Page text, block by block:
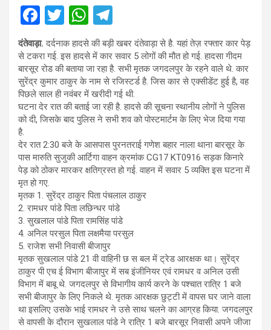
F
a
ce
b
o
o
T
wi
tt
er
W
h
at
s
A
p
el
e
gr
a
m
दंतेवाड़ा. दर्दनाक हादसे की बड़ी खबर दंतेवाड़ा से है. यहां तेज़ रफ्तार कार पेड़
से टकरा गई. इस हादसे में कार सवार 5 लोगों की मौत हो गई. हादसा गीदम
बारसूर रोड की बताया जा रहा है. सभी मृतक जगदलपुर के रहने वाले थे. कार
सुरेंद्र कुमार ठाकुर के नाम से रजिस्टर्ड है. जिस कार से एक्सीडेंट हुई है, वह
पिछले साल ही नवंबर में खरीदी गई थी.
घटना देर रात की बताई जा रही है. हादसे की सूचना स्थानीय लोगों ने पुलिस
को दी, जिसके बाद पुलिस ने सभी शव को पोस्टमार्टम के लिए भेज दिया गया
है.
देर रात 2:30 बजे के आसपास पुरनतराई गणेश बहार नाला थाना बारसूर के
पास मारुति सुजुकी आर्टिगा वाहन क्रमांक CG17 KT0916 सड़क किनारे
पेड़ को ठोकर मारकर क्षतिग्रस्त हो गई. वाहन में सवार 5 व्यक्ति इस घटना में
मृत हो गए.
मृतक 1. सुरेंद्र ठाकुर पिता पंचलाल ठाकुर
2. रामधर पांडे पिता लछिन्धर पांडे
3. सुखलाल पांडे पिता रामसिंह पांडे
4. अनिल परसुल पिता लक्षमैया परसुल
5. राजेश सभी निवासी बीजापुर
मृतक सुखलाल पांडे 21 वी वाहिनी छ स बल में ट्रेड आरक्षक था। सुरेंद्र
ठाकुर पी एच ई विभाग बीजापुर में सब इंजीनियर एवं रामधर व अनिल उसी
विभाग में बाबू थे. जगदलपुर से विभागीय कार्य करने के पश्चात रात्रि 1 बजे
सभी बीजापुर के लिए निकले थे. मृतक आरक्षक छुट्टी में वापस घर जाने वाला
था इसलिए उसके भाई रामधर ने उसे साथ चलने का आग्रह किया. जगदलपुर
से वापसी के दौरान सुखलाल पांडे ने रात्रि 1 बजे बारसूर निवासी अपने जीजा